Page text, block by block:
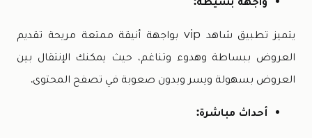
يتميز تطبيق شاهد vip بواجهة أنيقة ممتعة مريحة تقديم
العروض ببساطة وهدوء وتناغم، حيث يمكنك الإنتقال بين
العروض بسهولة ويسر وبدون صعوبة في تصفح المحتوى.
أحداث مباشرة: